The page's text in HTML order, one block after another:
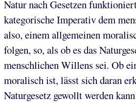
Natur nach Gesetzen
kategorische Imperativ dem
also, einem allgemeinen
folgen, so, als ob es das
menschlichen Willens sei. Ob
moralisch ist, lässt sich daran
Naturgesetz gewollt werden